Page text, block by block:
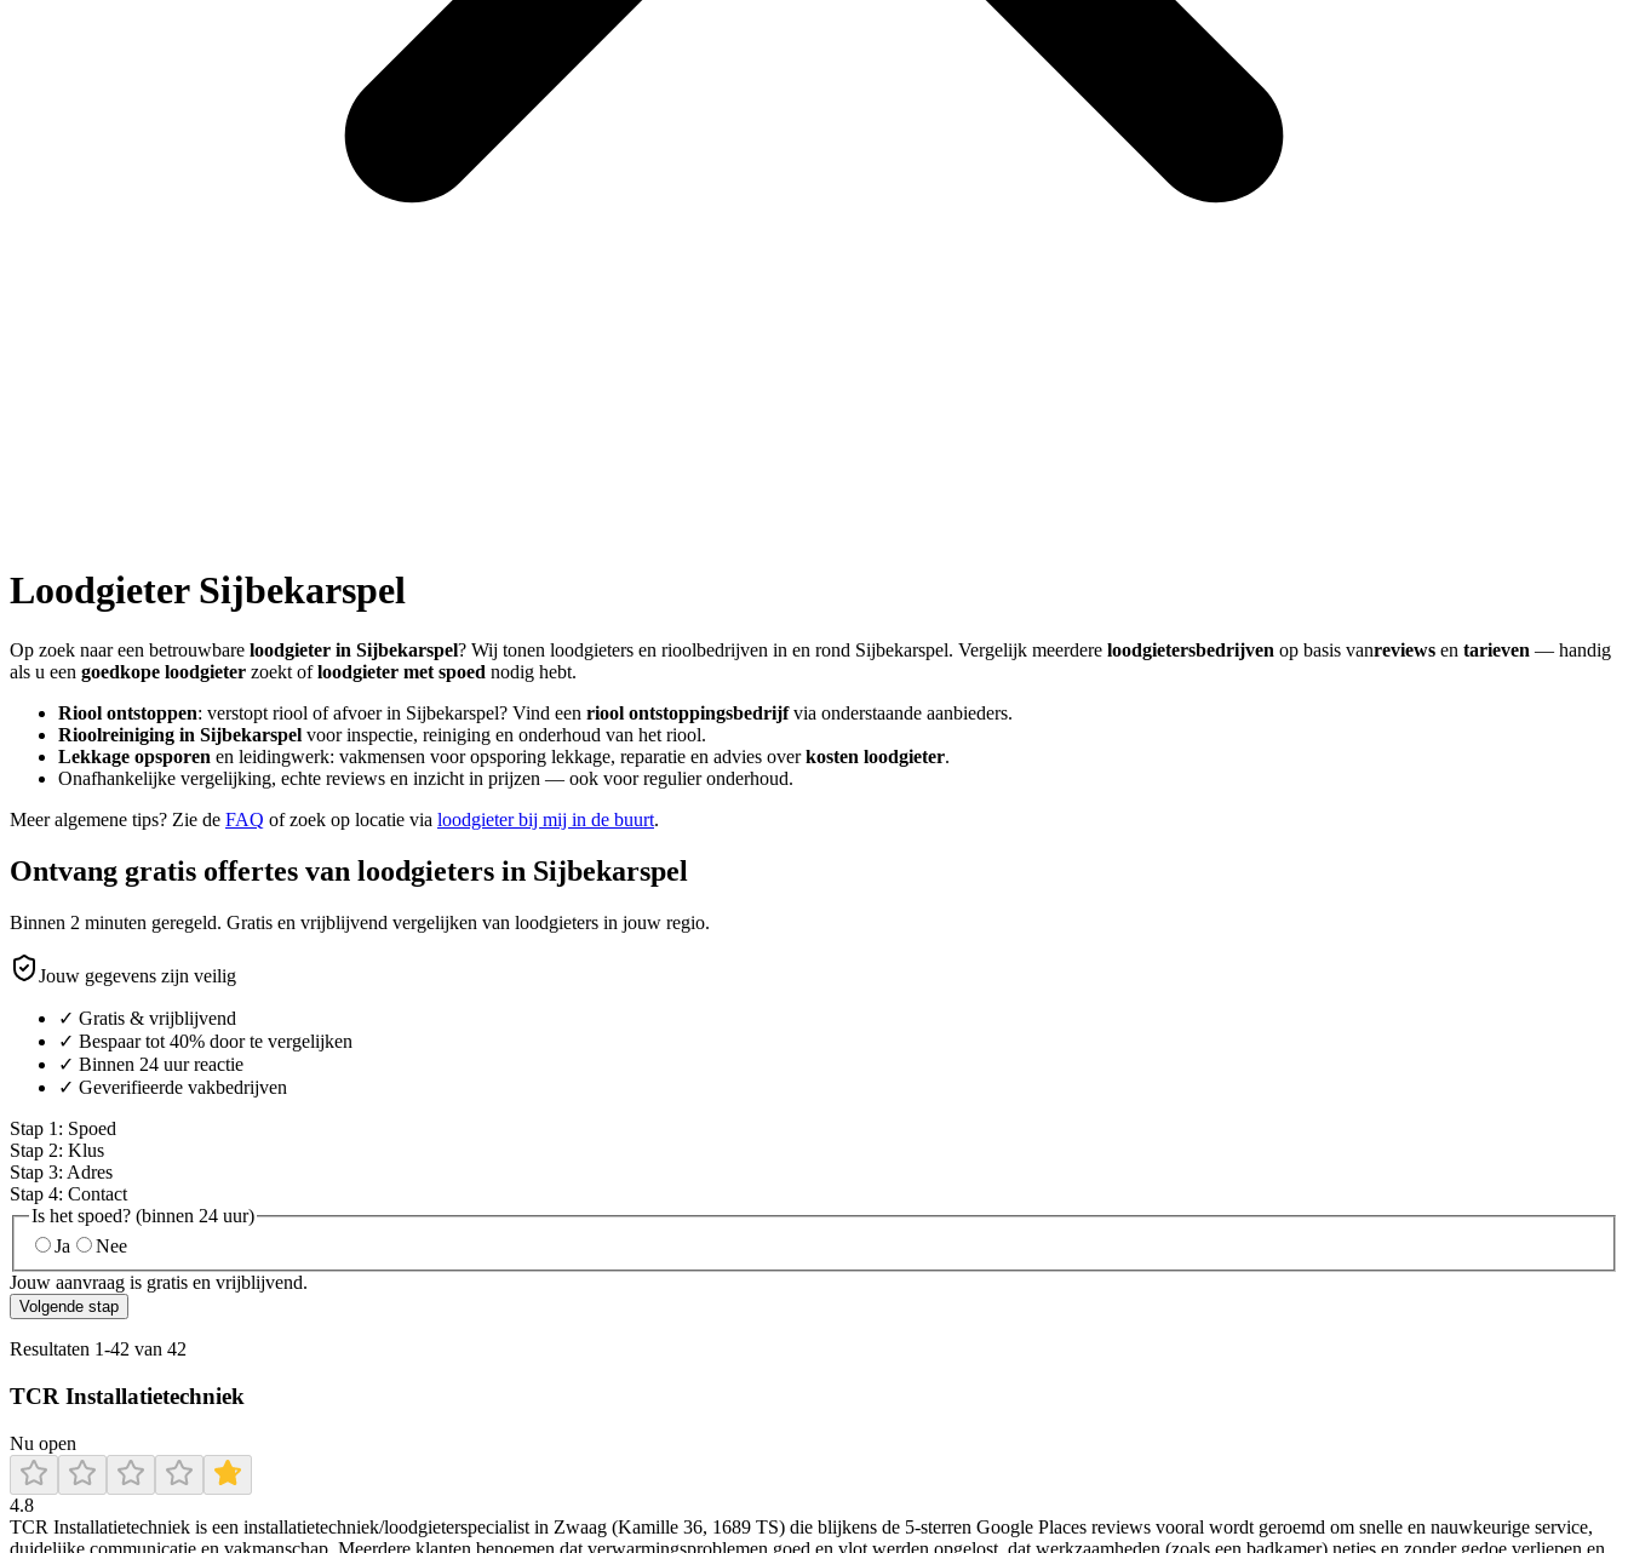
Loodgieter Sijbekarspel
Op zoek naar een betrouwbare loodgieter in Sijbekarspel? Wij tonen loodgieters en rioolbedrijven in en rond Sijbekarspel. Vergelijk meerdere loodgietersbedrijven op basis vanreviews en tarieven — handig
als u een goedkope loodgieter zoekt ofloodgieter met spoed nodig hebt.
Riool ontstoppen: verstopt riool of afvoer in Sijbekarspel? Vind een riool ontstoppingsbedrijfvia onderstaande aanbieders.
Rioolreiniging in Sijbekarspel voor inspectie, reiniging en onderhoud van het riool.
Lekkage opsporen en leidingwerk: vakmensen voor opsporing lekkage, reparatie en advies overkosten loodgieter.
Onafhankelijke vergelijking, echte reviews en inzicht in prijzen — ook voor regulier onderhoud.
Meer algemene tips? Zie de FAQ of zoek op locatie via loodgieter bij mij in de buurt.
Ontvang gratis offertes van loodgieters in Sijbekarspel
Binnen 2 minuten geregeld. Gratis en vrijblijvend vergelijken van loodgieters in jouw regio.
Jouw gegevens zijn veilig
✓ Gratis & vrijblijvend
✓ Bespaar tot 40% door te vergelijken
✓ Binnen 24 uur reactie
✓ Geverifieerde vakbedrijven
Stap 1 : Spoed
Stap 2: Klus
Stap 3: Adres
Stap 4: Contact
Is het spoed? (binnen 24 uur)
Ja
Nee
Jouw aanvraag is gratis en vrijblijvend.
Volgende stap
Resultaten 1-42 van 42
TCR Installatietechniek
Nu open
4.8
TCR Installatietechniek is een installatietechniek/loodgieterspecialist in Zwaag (Kamille 36, 1689 TS) die blijkens de 5-sterren Google Places reviews vooral wordt geroemd om snelle en nauwkeurige service,
duidelijke communicatie en vakmanschap. Meerdere klanten benoemen dat verwarmingsproblemen goed en vlot werden opgelost, dat werkzaamheden (zoals een badkamer) netjes en zonder gedoe verliepen en